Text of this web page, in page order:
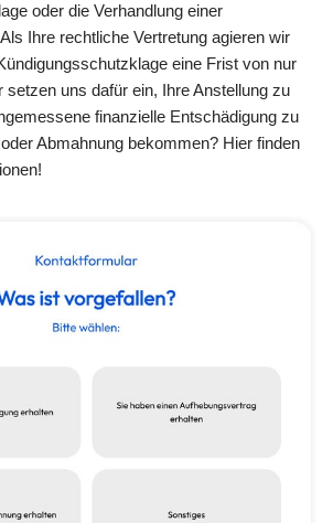
oder die Verhandlung einer
Ihre rechtliche Vertretung agieren wir
eine Frist von nur
setzen uns dafür ein, Ihre Anstellung zu
finanzielle Entschädigung zu
Abmahnung bekommen? Hier finden